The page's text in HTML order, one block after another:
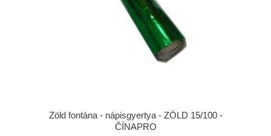
Zöld fontána - nápisgyertya - ZÖLD 15/100 -
ČÍNAPRO